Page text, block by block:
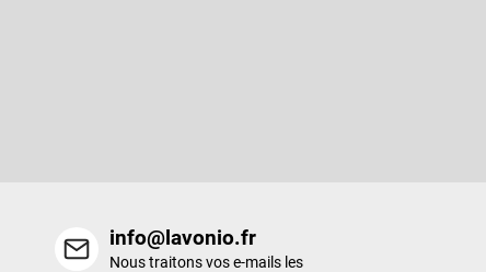
info@lavonio.fr
Nous traitons vos e-mails les